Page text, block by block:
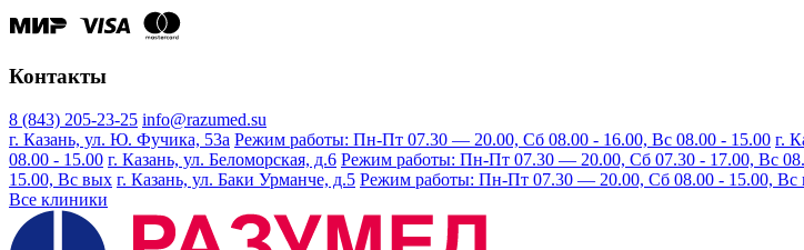
Контакты
8 (843) 205-23-25 info@razumed.su
г. Казань, ул. Ю. Фучика, 53а Режим работы: Пн-Пт 07.30 — 20.00, Сб 08.00 - 16.00, Вс 08.00 - 15.00 г.
08.00 - 15.00 г. Казань, ул. Беломорская, д.6 Режим работы: Пн-Пт 07.30 — 20.00, Сб 07.30 - 17.00, Вс
15.00, Вс вых г. Казань, ул. Баки Урманче, д.5 Режим работы: Пн-Пт 07.30 — 20.00, Сб 08.00 - 15.00, Вс
Все клиники